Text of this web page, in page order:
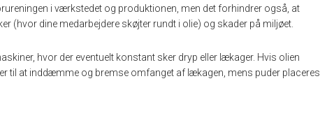
i værkstedet og produktionen, men det forhindrer også, at
(hvor dine medarbejdere skøjter rundt i olie) og skader på miljøet.
hvor der eventuelt konstant sker dryp eller lækager. Hvis olien
til at inddæmme og bremse omfanget af lækagen, mens puder placeres